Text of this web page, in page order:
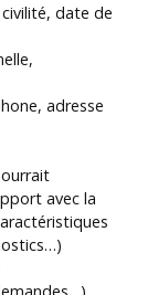
date de
adresse
avec la